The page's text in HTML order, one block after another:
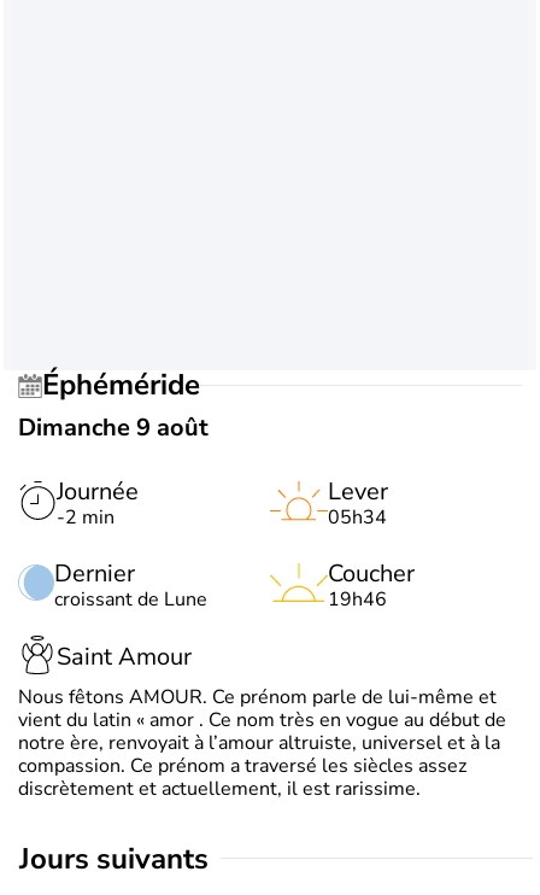
Éphéméride
Dimanche 9 août
Journée
-2 min
Dernier
croissant de Lune
Lever
05h34
Coucher
19h46
Saint Amour
Nous fêtons AMOUR. Ce prénom parle de lui-même et
vient du latin « amor . Ce nom très en vogue au début de
notre ère, renvoyait à l’amour altruiste, universel et à la
compassion. Ce prénom a traversé les siècles assez
discrètement et actuellement, il est rarissime.
jours suivants